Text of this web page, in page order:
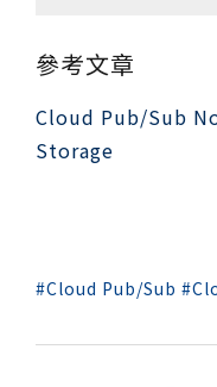
參考文章
Cloud Pub/Sub
Storage
Cloud Pub/Sub